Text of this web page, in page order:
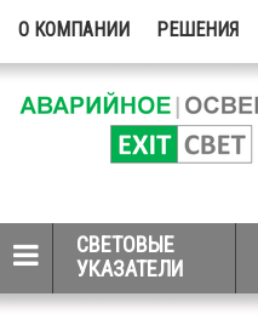
О КОМПАНИИ РЕШЕНИЯ
СВЕТОВЫЕ
УКАЗАТЕЛИ